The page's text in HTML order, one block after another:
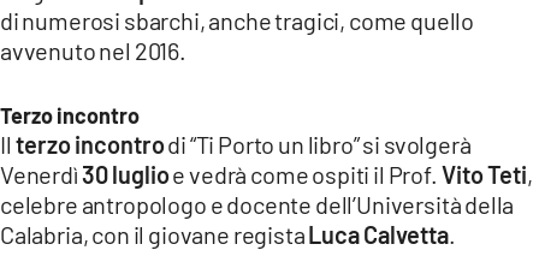
di numerosi sbarchi, anche tragici, come quello
avvenuto nel 2016.
Terzo incontro
Il terzo incontrodi “Ti Porto un libro” si svolgerà
Venerdì30 luglioe vedrà come ospiti il Prof. Vito Teti,
celebre antropologo e docente dell’Università della
Calabria, con il giovane registaLuca Calvetta.